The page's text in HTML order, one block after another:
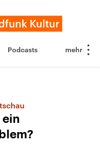
Podcasts
ein